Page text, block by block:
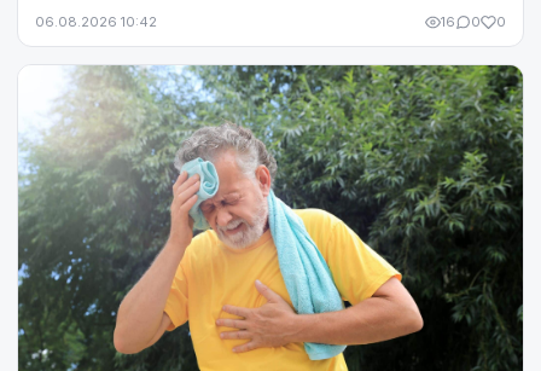
06.08.2026 10:42 16 0 0